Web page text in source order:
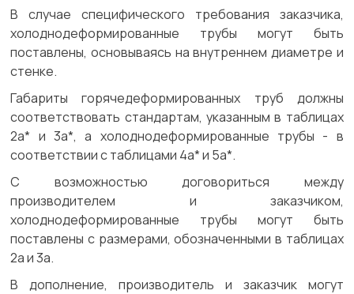
В случае специфического требования заказчика,
холоднодеформированные трубы могут быть
поставлены, основываясь на внутреннем диаметре и
стенке.
Габариты горячедеформированных труб должны
соответствовать стандартам, указанным в таблицах
2а* и 3а*, а холоднодеформированные трубы - в
соответствии с таблицами 4а* и 5а*.
С возможностью договориться между
производителем и заказчиком,
холоднодеформированные трубы могут быть
поставлены с размерами, обозначенными в таблицах
2а и 3а.
В дополнение, производитель и заказчик могут